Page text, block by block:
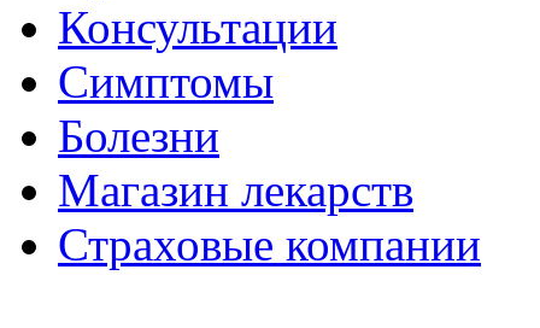
Консультации
Симптомы
Болезни
Магазин лекарств
Страховые компании